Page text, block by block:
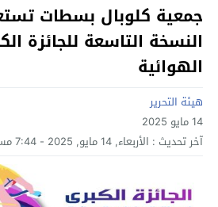
جمعية كلوبال بسطات
النسخة التاسعة للجائزة
الهوائية
هيئة التحرير
14 مايو 2025
آخر تحديث : الأربعاء, 14 مايو, 2025 - 7:44 مساءً